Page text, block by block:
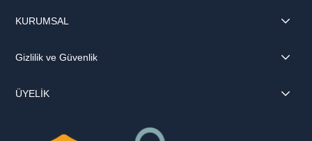
KURUMSAL
Gizlilik ve Güvenlik
ÜYELİK